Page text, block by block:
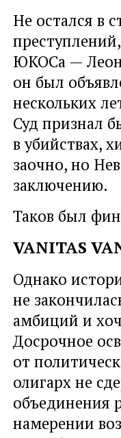
Не остался в
ЮКОСа —
он был
нескольких
Суд признал
в убийствах,
заочно, но
заключению.
Таков был
VANITAS
Однако
не
амбиций и
Досрочное
от
олигарх не
объединения
намерении